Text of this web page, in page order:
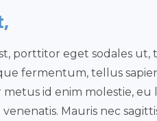
porttitor eget sodales ut,
fermentum, tellus
id enim molestie, eu
Mauris nec